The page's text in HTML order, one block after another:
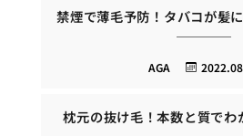
禁煙で薄毛予防！タバコが髪
AGA
枕元の抜け毛！本数と質でわ